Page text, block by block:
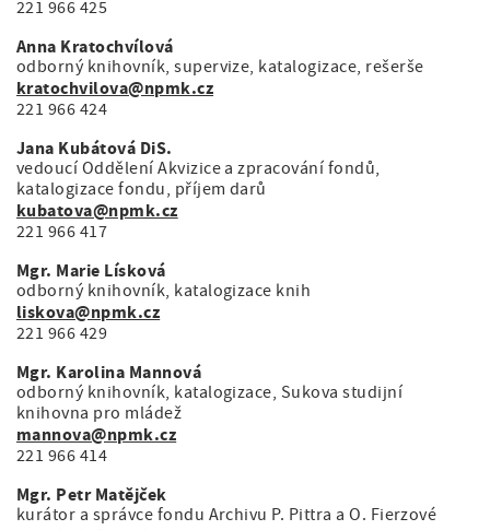
221 966 425
Anna Kratochvílová
odborný knihovník, supervize, katalogizace, rešerše
kratochvilova@npmk.cz
221 966 424
Jana Kubátová DiS.
vedoucí Oddělení Akvizice a zpracování fondů,
katalogizace fondu, příjem darů
kubatova@npmk.cz
221 966 417
Mgr. Marie Lísková
odborný knihovník, katalogizace knih
liskova@npmk.cz
221 966 429
Mgr. Karolina Mannová
odborný knihovník, katalogizace, Sukova studijní
knihovna pro mládež
mannova@npmk.cz
221 966 414
Mgr. Petr Matějček
kurátor a správce fondu Archivu P. Pittra a O. Fierzové